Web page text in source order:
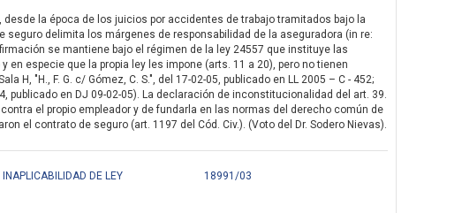
la época de los juicios por accidentes de trabajo tramitados bajo la
delimita los márgenes de responsabilidad de la aseguradora (in re:
se mantiene bajo el régimen de la ley 24557 que instituye las
especie que la propia ley les impone (arts. 11 a 20), pero no tienen
H, "H., F. G. c/ Gómez, C. S.", del 17-02-05, publicado en LL 2005 – C - 452;
publicado en DJ 09-02-05). La declaración de inconstitucionalidad del art. 39.
el propio empleador y de fundarla en las normas del derecho común de
el contrato de seguro (art. 1197 del Cód. Civ.). (Voto del Dr. Sodero Nievas).
DE LEY
18991/03